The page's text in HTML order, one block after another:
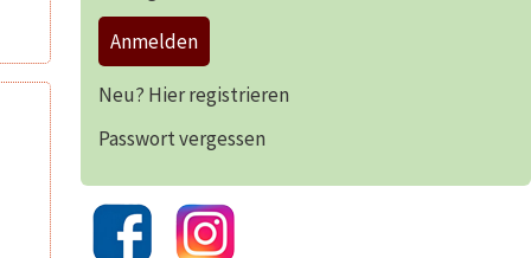
Anmelden
Neu? Hier registrieren
Passwort vergessen